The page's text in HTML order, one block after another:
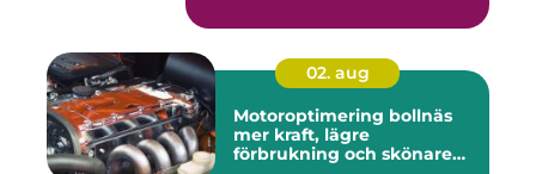
02. aug
Motoroptimering bollnäs
mer kraft, lägre
förbrukning och skönare